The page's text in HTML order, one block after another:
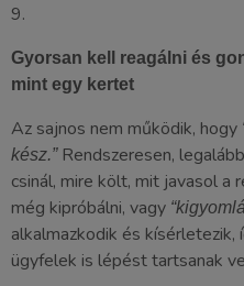
9.
Gyorsan kell reagálni és
mint egy kertet
Az sajnos nem működik, hogy
kész.”Rendszeresen,
csinál, mire költ, mit javasol a
még kipróbálni, vagy
alkalmazkodik és kísérletezik,
ügyfelek is lépést tartsanak